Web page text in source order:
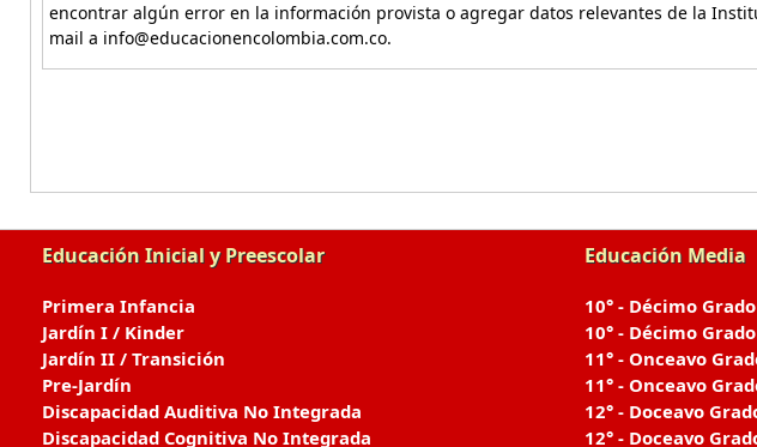
encontrar algún error en la información provista o agregar datos relevantes de la
mail a info@educacionencolombia.com.co.
Educación Inicial y Preescolar
Primera Infancia
Jardín I / Kinder
Jardín II / Transición
Pre-Jardín
Discapacidad Auditiva No Integrada
Discapacidad Cognitiva No Integrada
Educación Media
10° - Décimo Grado
10° - Décimo
11° - Onceavo
11° - Onceavo
12° - Doceavo
12° - Doceavo